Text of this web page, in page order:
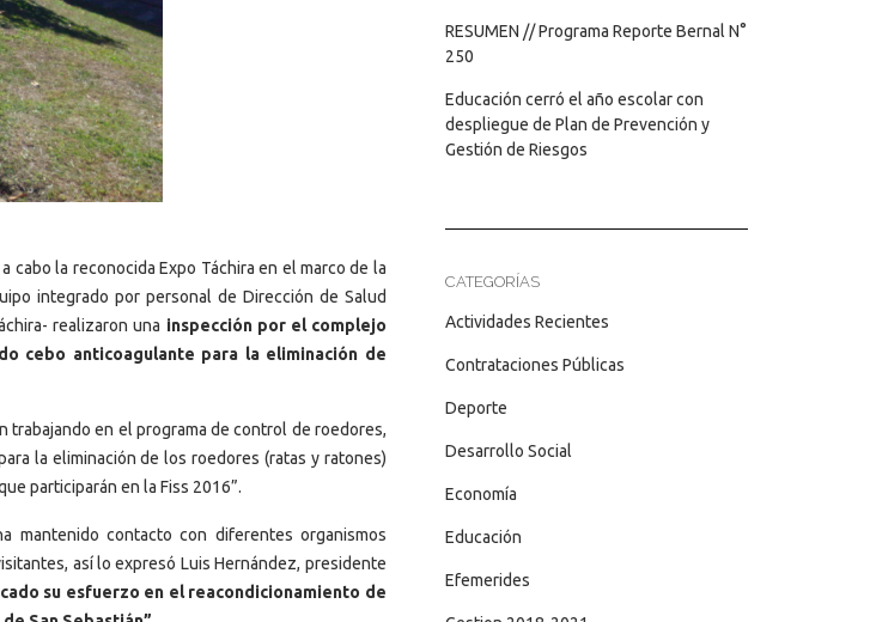
la reconocida Expo Táchira en el marco de la
integrado por personal de Dirección de Salud
realizaron una inspección por el complejo
cebo anticoagulante para la eliminación de
trabajando en el programa de control de roedores,
la eliminación de los roedores (ratas y ratones)
participarán en la Fiss 2016”.
mantenido contacto con diferentes organismos
así lo expresó Luis Hernández, presidente
su esfuerzo en el reacondicionamiento de
RESUMEN // Programa Reporte Bernal N°
250
Educación cerró el año escolar con
despliegue de Plan de Prevención y
Gestión de Riesgos
CATEGORÍAS
Actividades Recientes
Contrataciones Públicas
Deporte
Desarrollo Social
Economía
Educación
Efemerides